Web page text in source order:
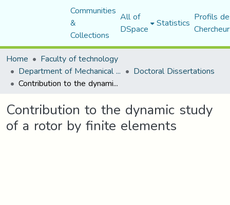
Communities
&
Collections
All of
DSpace Statistics Profils
Home
Faculty of technology
Department of Mechanical Engineering Doctoral Dissertations
Contribution to the dynamic study of a rotor by finite elements
Contribution to the dynamic study
of a rotor by finite elements